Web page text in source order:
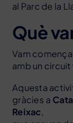
al Parc de la
Què
Vam
amb un
Aquesta
gràcies a
Reixac,